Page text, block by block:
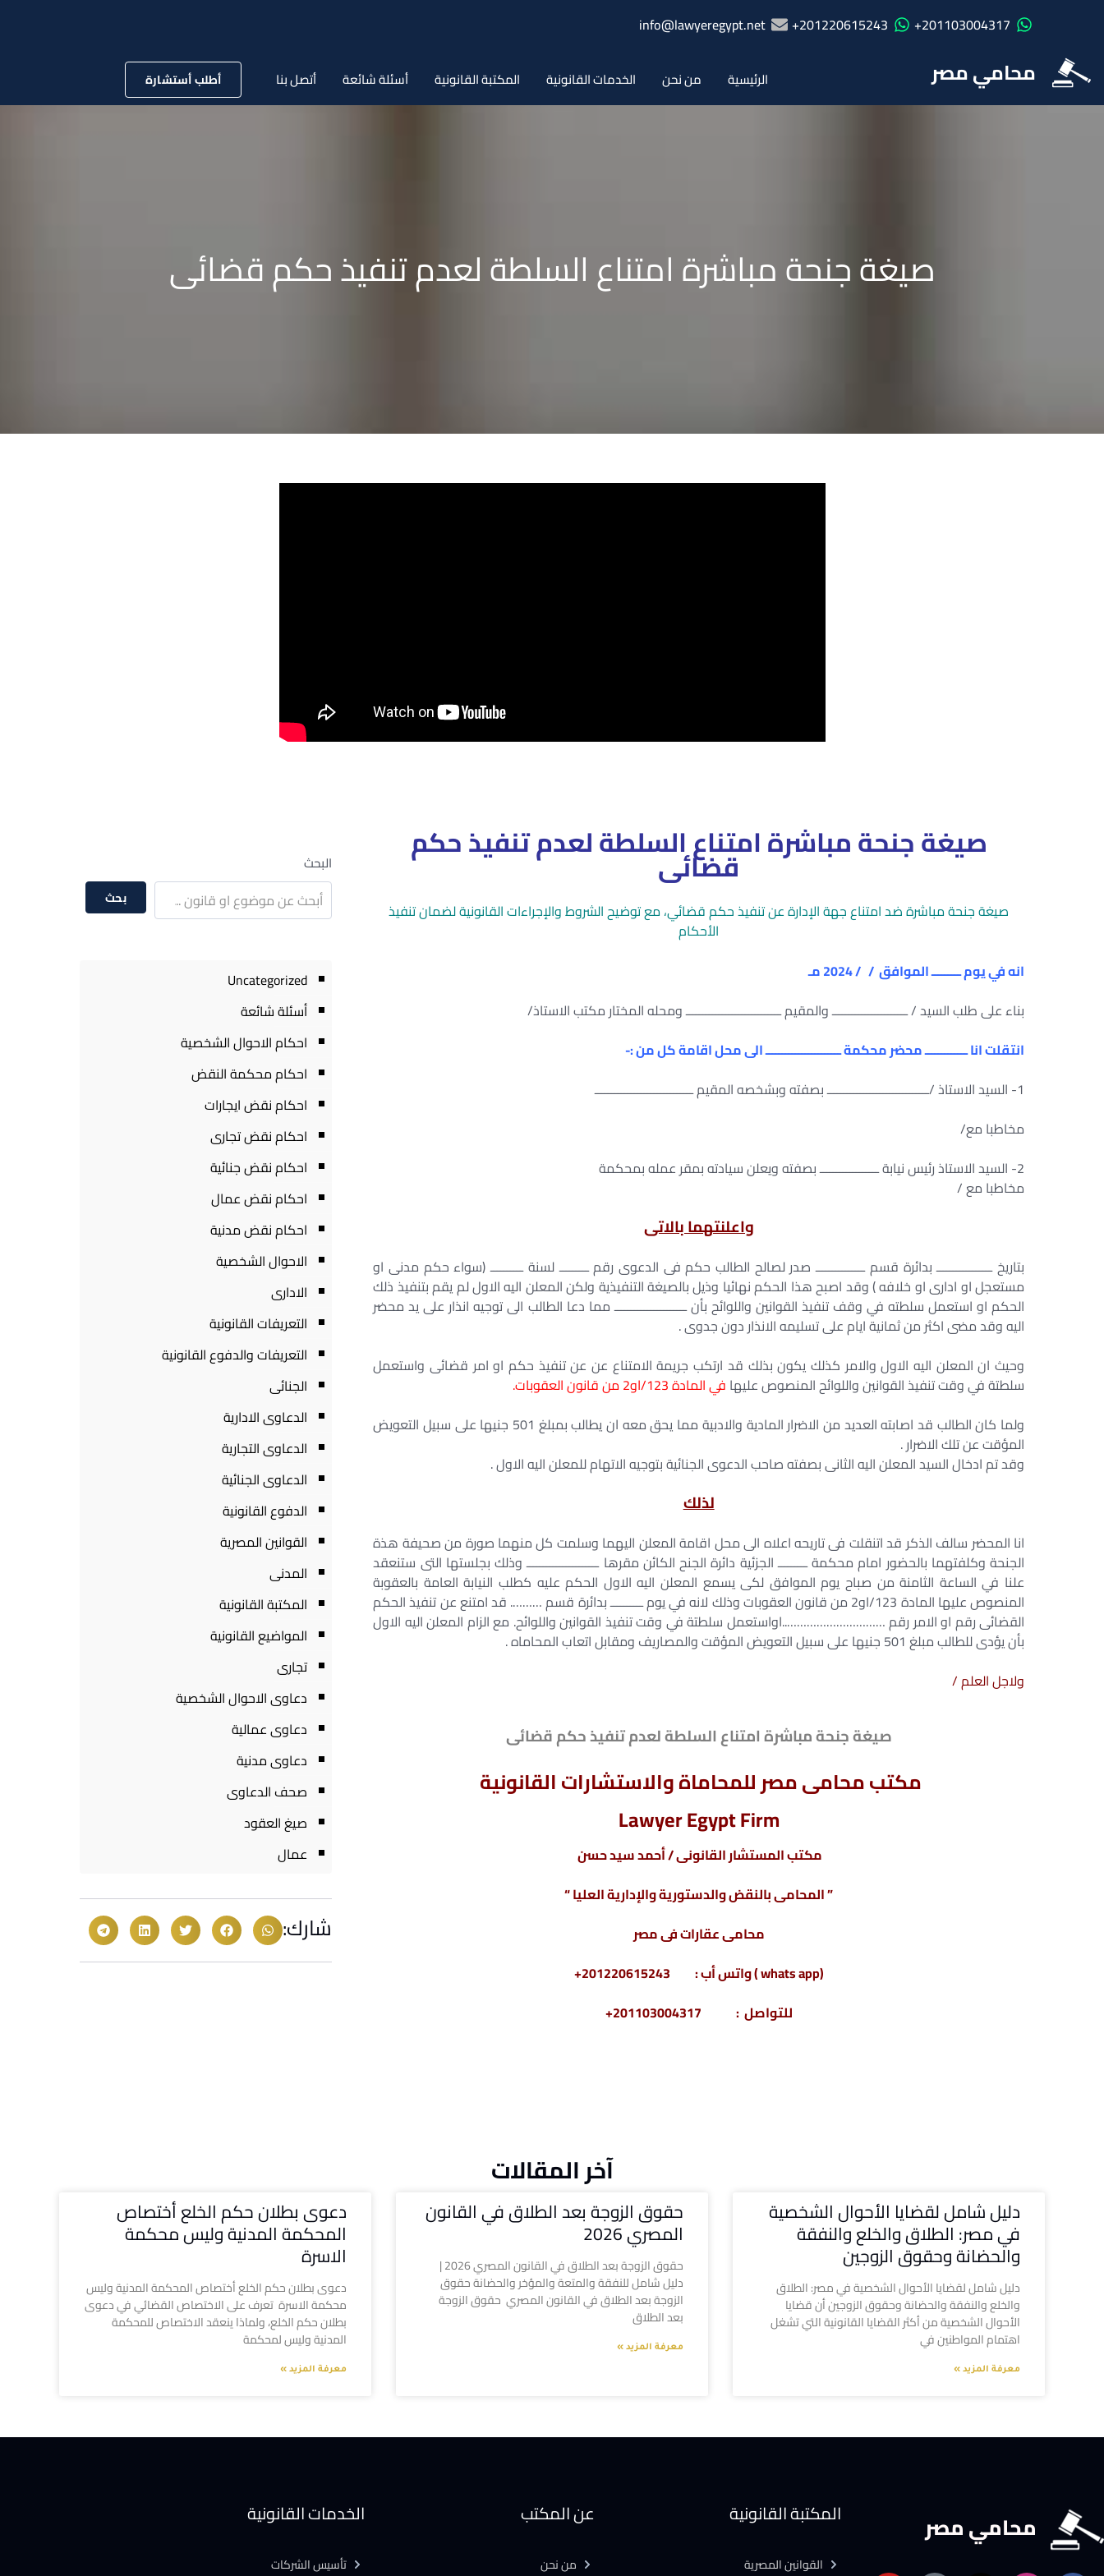
201103004317+
201220615243+
info@lawyeregypt.net
محامي مصر الرئيسية من نحن الخدمات القانونية المكتبة القانونية أسئلة شائعة أتصل بنا أطلب أستشارة
صيغة جنحة مباشرة امتناع السلطة لعدم تنفيذ حكم قضائى
صيغة جنحة مباشرة امتناع السلطة لعدم تنفيذ حكم
قضائى
صيغة جنحة مباشرة ضد امتناع جهة الإدارة عن تنفيذ حكم قضائي، مع توضيح الشروط والإجراءات القانونية لضمان تنفيذ
الأحكام
انه في يوم ـــــــــ الموافق / / 2024 مـ
بناء على طلب السيد / ـــــــــــــــــــــــ والمقيم ـــــــــــــــــــــــــــــ ومحله المختار مكتب الاستاذ/
انتقلت انا ـــــــــــــ محضر محكمة ـــــــــــــــــــــــ الى محل اقامة كل من :-
1- السيد الاستاذ /ـــــــــــــــــــــــــــــــ بصفته وبشخصه المقيم ــــــــــــــــــــــــــــــ
مخاطبا مع/
2- السيد الاستاذ رئيس نيابة ــــــــــــــــــ بصفته ويعلن سيادته بمقر عمله بمحكمة
مخاطبا مع /
واعلنتهما بالاتى
بتاريخ ـــــــــــــــــ بدائرة قسم ـــــــــــــــ صدر لصالح الطالب حكم فى الدعوى رقم ـــــــــ لسنة ــــــــــ (سواء حكم مدنى او
مستعجل او ادارى او خلافه ) وقد اصبح هذا الحكم نهائيا وذيل بالصيغة التنفيذية ولكن المعلن اليه الاول لم يقم بتنفيذ ذلك
الحكم او استعمل سلطته في وقف تنفيذ القوانين واللوائح بأن ــــــــــــــــــــــ مما دعا الطالب الى توجيه انذار على يد محضر
اليه وقد مضى اكثر من ثمانية ايام على تسليمه الانذار دون جدوى .
وحيث ان المعلن اليه الاول والامر كذلك يكون بذلك قد ارتكب جريمة الامتناع عن عن تنفيذ حكم او امر قضائى واستعمل
سلطتة في وقت تنفيذ القوانين واللوائح المنصوص عليها في المادة 123/او2 من قانون العقوبات.
ولما كان الطالب قد اصابته العديد من الاضرار المادية والادبية مما يحق معه ان يطالب بمبلغ 501 جنيها على سبيل التعويض
المؤقت عن تلك الاضرار .
وقد تم ادخال السيد المعلن اليه الثانى بصفته صاحب الدعوى الجنائية بتوجيه الاتهام للمعلن اليه الاول .
لذلك
انا المحضر سالف الذكر قد اتنقلت فى تاريحه اعلاه الى محل اقامة المعلن اليهما وسلمت كل منهما صورة من صحيفة هذة
الجنحة وكلفتهما بالحضور امام محكمة ـــــــــ الجزئية دائرة الجنح الكائن مقرها ــــــــــــــــــــــ وذلك بجلستها التى ستنعقد
علنا في الساعة الثامنة من صباح يوم الموافق لكى يسمع المعلن اليه الاول الحكم عليه كطلب النيابة العامة بالعقوبة
المنصوص عليها المادة 123/او2 من قانون العقوبات وذلك لانه في يوم ــــــــــ بدائرة قسم ………. قد امتنع عن تنفيذ الحكم
القضائى رقم او الامر رقم …………………………..اواستعمل سلطتة في وقت تنفيذ القوانين واللوائح. مع الزام المعلن اليه الاول
بأن يؤدى للطالب مبلغ 501 جنيها على سبيل التعويض المؤقت والمصاريف ومقابل اتعاب المحاماه .
ولاجل العلم /
صيغة جنحة مباشرة امتناع السلطة لعدم تنفيذ حكم قضائى
مكتب محامى مصر للمحاماة والاستشارات القانونية
Lawyer Egypt Firm
مكتب المستشار القانونى / أحمد سيد حسن
” المحامى بالنقض والدستورية والإدارية العليا “
محامى عقارات فى مصر
(whats app ) واتس أب : 201220615243+
للتواصل : 201103004317+
البحث
بحث
Uncategorized
أسئلة شائعة
احكام الاحوال الشخصية
احكام محكمة النقض
احكام نقض ايجارات
احكام نقض تجارى
احكام نقض جنائية
احكام نقض عمال
احكام نقض مدنية
الاحوال الشخصية
الادارى
التعريفات القانونية
التعريفات والدفوع القانونية
الجنائى
الدعاوى الادارية
الدعاوى التجارية
الدعاوى الجنائية
الدفوع القانونية
القوانين المصرية
المدنى
المكتبة القانونية
المواضيع القانونية
تجارى
دعاوى الاحوال الشخصية
دعاوى عمالية
دعاوى مدنية
صحف الدعاوى
صيغ العقود
عمال
شارك:
آخر المقالات
دليل شامل لقضايا الأحوال الشخصية
في مصر: الطلاق والخلع والنفقة
والحضانة وحقوق الزوجين
دليل شامل لقضايا الأحوال الشخصية في مصر: الطلاق
والخلع والنفقة والحضانة وحقوق الزوجين أن قضايا
الأحوال الشخصية من أكثر القضايا القانونية التي تشغل
اهتمام المواطنين في
معرفة المزيد »
حقوق الزوجة بعد الطلاق في القانون
المصري 2026
حقوق الزوجة بعد الطلاق في القانون المصري 2026 |
دليل شامل للنفقة والمتعة والمؤخر والحضانة حقوق
الزوجة بعد الطلاق في القانون المصري حقوق الزوجة
بعد الطلاق
معرفة المزيد »
دعوى بطلان حكم الخلع أختصاص
المحكمة المدنية وليس محكمة
الاسرة
دعوى بطلان حكم الخلع أختصاص المحكمة المدنية وليس
محكمة الاسرة تعرف على الاختصاص القضائي في دعوى
بطلان حكم الخلع، ولماذا ينعقد الاختصاص للمحكمة
المدنية وليس لمحكمة
معرفة المزيد »
محامي مصر المكتبة القانونية
القوانين المصرية
عن المكتب
من نحن
الخدمات القانونية
تأسيس الشركات